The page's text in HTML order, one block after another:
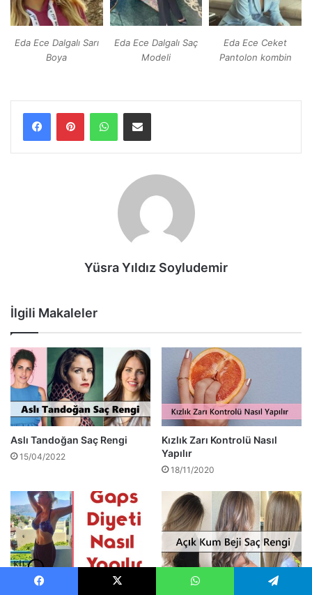
Eda Ece Dalgalı Sarı
Boya
Eda Ece Dalgalı Saç
Modeli
Eda Ece Ceket
Pantolon kombin
WhatsAppE-Posta ile paylaş
Yüsra Yıldız Soyludemir
İlgili Makaleler
Aslı Tandoğan Saç Rengi
15/04/2022
Kızlık Zarı Kontrolü Nasıl
Yapılır
18/11/2020
Gaps Diyeti Nasıl Yapılır Açık Kum Beji Saç Rengi